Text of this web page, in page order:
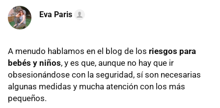
Eva Paris
A menudo hablamos en el blog de los riesgos para
bebés y niños, y es que, aunque no hay que ir
obsesionándose con la seguridad, sí son necesarias
algunas medidas y mucha atención con los más
pequeños.